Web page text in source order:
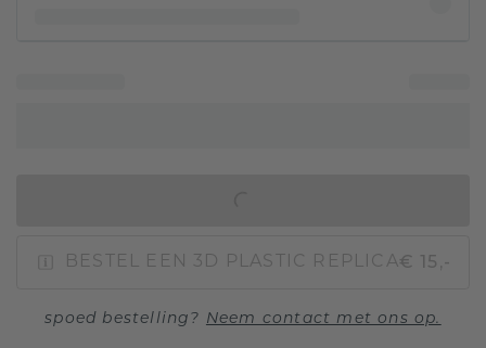
BESTEL EEN 3D PLASTIC REPLICA€ 15,-
spoed bestelling? Neem contact met ons op.